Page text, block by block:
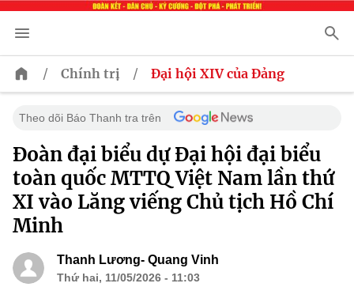
/ Chính trị / Đại hội XIV của Đảng
Theo dõi Báo Thanh tra trên
Đoàn đại biểu dự Đại hội đại biểu
toàn quốc MTTQ Việt Nam lần thứ
XI vào Lăng viếng Chủ tịch Hồ Chí
Minh
Thanh Lương- Quang Vinh
Thứ hai, 11/05/2026 - 11:03